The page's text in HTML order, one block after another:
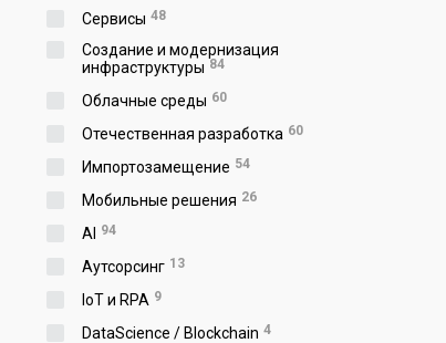
Сервисы 48
Создание и модернизация
инфраструктуры 84
Облачные среды 60
Отечественная разработка 60
Импортозамещение 54
Мобильные решения 26
AI 94
Аутсорсинг 13
IoT и RPA 9
DataScience / Blockchain 4